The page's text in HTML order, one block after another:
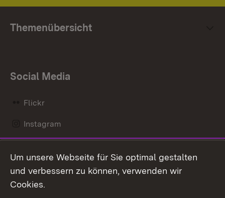
Themenübersicht
Social Media
Flickr
Instagram
Mastodon
Messenger
Um unsere Webseite für Sie optimal gestalten
und verbessern zu können, verwenden wir
Cookies.